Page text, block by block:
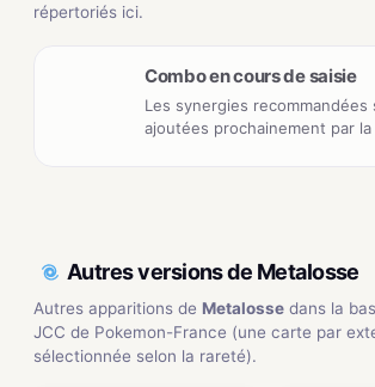
répertoriés ici.
Combo en cours de saisie
Les synergies recommandées
ajoutées prochainement par
Autres versions de Metalosse
Autres apparitions de Metalosse dans la
JCC de Pokemon-France (une carte par
sélectionnée selon la rareté).